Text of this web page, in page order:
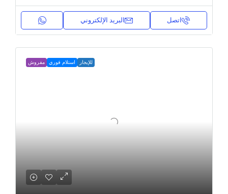
اتصل البريد الإلكتروني
للإيجار استلام فوري مفروش